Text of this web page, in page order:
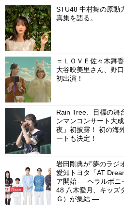
STU48 中村舞の原動
真集を語る。
＝ＬＯＶＥ佐々木舞
大谷映美里さん、野
初出演！
Rain Tree、目標の舞
ンマンコンサート大
夜」初披露！ 初の海
ートも決定！
岩田剛典が”夢のラジ
愛知トヨタ「AT
ア開始 ― ヘラルボニ
48 八木愛月、キッズ
Ｇ）が集結 ―